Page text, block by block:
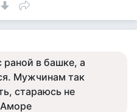
в башке, а
Мужчинам так
стараюсь не